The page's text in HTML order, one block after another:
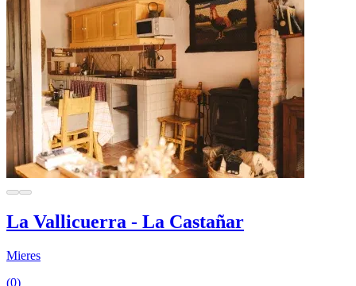
La Vallicuerra - La Castañar
Mieres
(0)